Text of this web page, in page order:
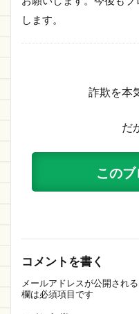
します。
詐欺を本
だ
このブ
コメントを書く
メールアドレスが公開され
欄は必須項目です